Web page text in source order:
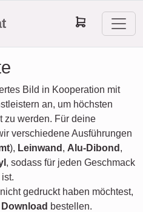
Bild in Kooperation mit
an, um höchsten
zu werden. Für deine
verschiedene Ausführungen
), Leinwand , Alu-Dibond ,
, sodass für jeden Geschmack
gedruckt haben möchtest,
bestellen.